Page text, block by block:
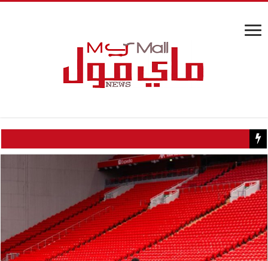
كيف تسبب سائح كويتي في إغلاق منزل عبدالحليم حافظ ومنع